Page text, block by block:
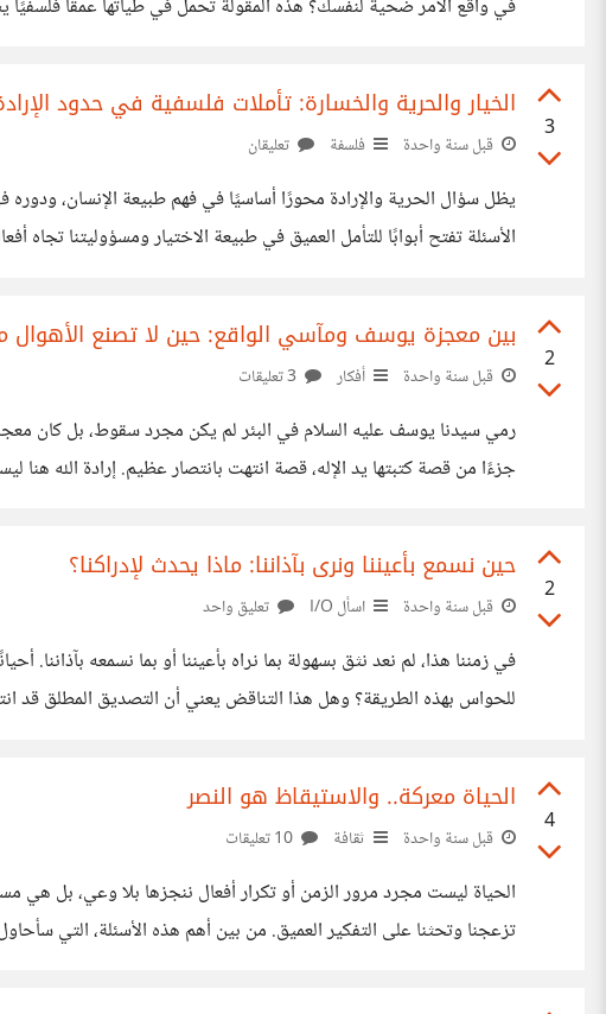
3
الخيار والحرية والخسارة: تأملات فلسفية في حدود
قبل سنة واحدة فلسفة تعليقان
يظل سؤال الحرية والإرادة محورًا أساسيًا في فهم طبيعة الإنسان،
2
بين معجزة يوسف ومآسي الواقع: حين لا تصنع الأهوال
قبل سنة واحدة أفكار
رمي سيدنا يوسف عليه السلام في البئر لم يكن مجرد سقوط، بل كان
جزءًا من قصة كتبتها
2
حين نسمع بأعيننا ونرى بآذاننا: ماذا يحدث لإدراكنا؟
قبل سنة واحدة اسأل I/O تعليق واحد
في زمننا هذا، لم نعد نثق بسهولة بما نراه بأعيننا أو بما نسمعه
للحواس بهذه الطريقة؟ وهل هذا التناقض يعني أن التصديق المطلق قد
4
الحياة معركة.. والاستيقاظ هو النصر
قبل سنة واحدة ثقافة
الحياة ليست مجرد مرور الزمن أو تكرار أفعال ننجزها بلا وعي، بل هي